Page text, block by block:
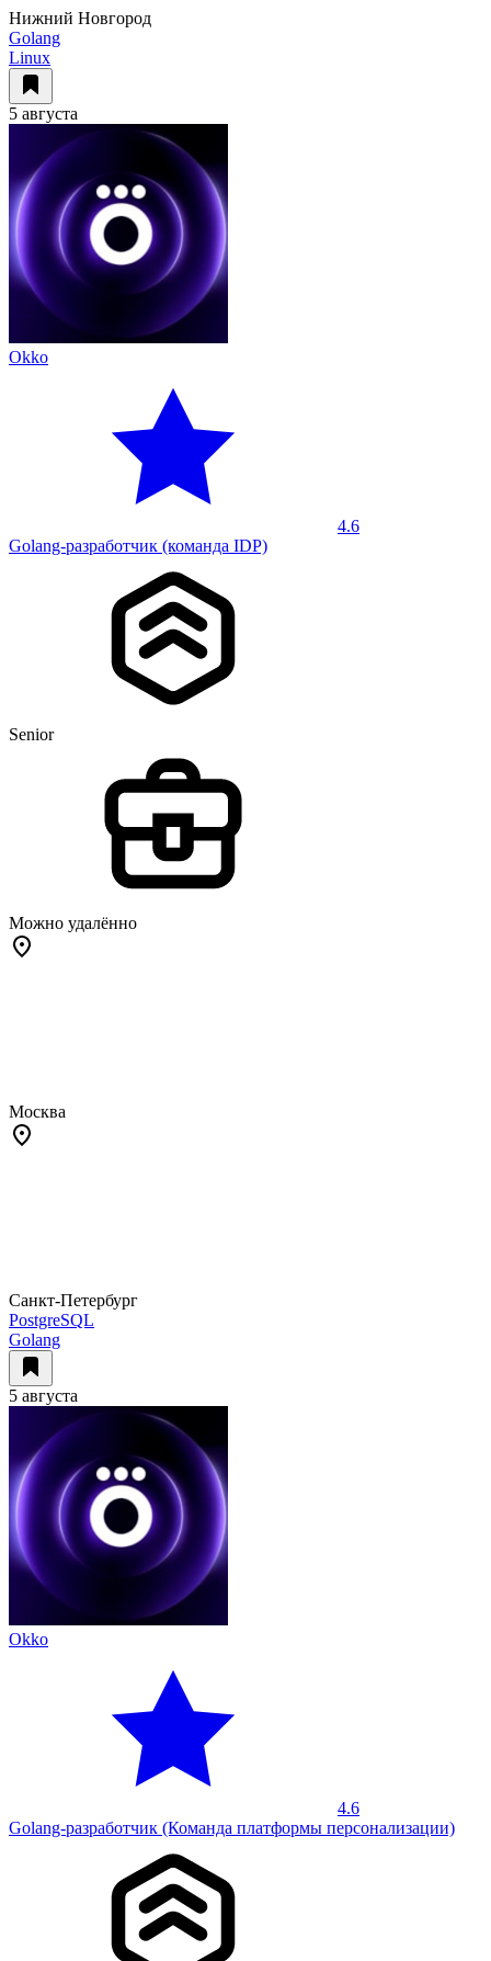
Нижний Новгород
Golang
Linux
5 августа
Okko
4.6
Golang-разработчик (команда IDP)
Senior
Можно удалённо
Москва
Санкт-Петербург
PostgreSQL
Golang
5 августа
Okko
4.6
Golang-разработчик (Команда платформы персонализации)